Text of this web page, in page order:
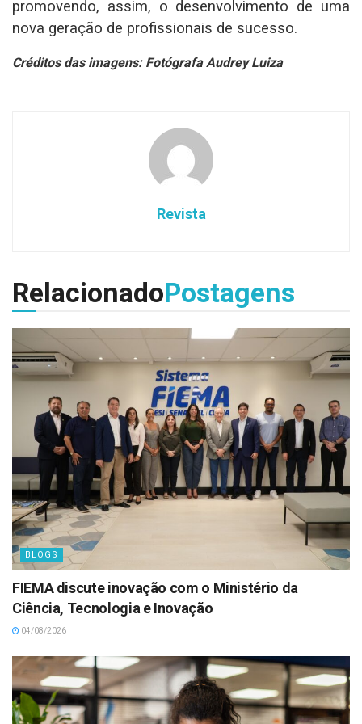
promovendo, assim, o desenvolvimento de uma
nova geração de profissionais de sucesso.
Créditos das imagens: Fotógrafa Audrey Luiza
Revista
RelacionadoPostagens
BLOGS
FIEMA discute inovação com o Ministério da
Ciência, Tecnologia e Inovação
04/08/2026